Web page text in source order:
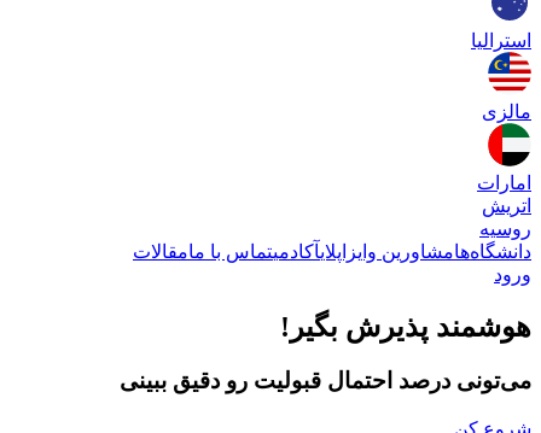
استرالیا
مالزی
امارات
اتریش
روسیه
دانشگاه‌هامشاورین وایزاپلایآکادمیتماس با مامقالات
ورود
هوشمند پذیرش بگیر!
می‌تونی درصد احتمال قبولیت رو دقیق ببینی
شروع کن